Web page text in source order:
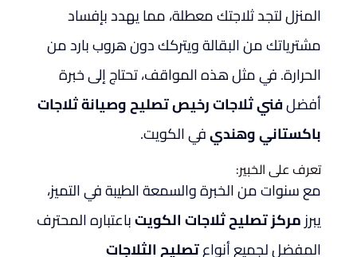
المنزل لتجد ثلاجتك معطلة، مما يهدد بإفساد
مشترياتك من البقالة ويتركك دون هروب بارد من
الحرارة. في مثل هذه المواقف، تحتاج إلى خبرة
أفضلفني ثلاجات رخيص تصليح وصيانة ثلاجات
باكستاني وهنديفي الكويت.
تعرف على الخبير:
مع سنوات من الخبرة والسمعة الطيبة في التميز،
يبرزمركز تصليح ثلاجات الكويتباعتباره المحترف
المفضل لجميع أنواعتصليح الثلاجات